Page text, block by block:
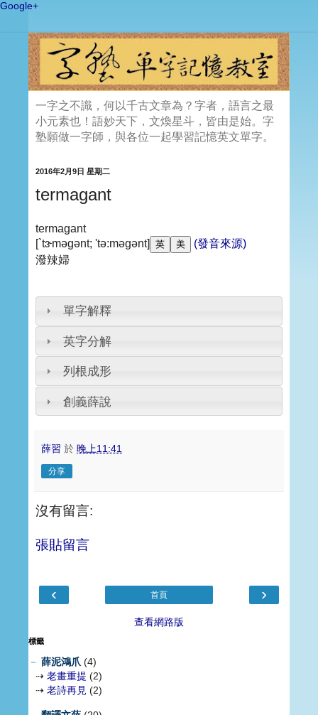
Google+
一字之不識，何以千古文章為？字者，語言之最
小元素也！語妙天下，文煥星斗，皆由是始。字
塾願做一字師，與各位一起學習記憶英文單字。
2016年2月9日 星期二
termagant
termagant
[`tɝməgənt; 'tə:məgənt]
(發音來源)
潑辣婦
單字解釋
英字分解
列根成形
創義薛說
薛習 於 晚上11:41
分享
沒有留言:
張貼留言
‹ ›
首頁
查看網路版
標籤
－ 薛泥鴻爪 (4)
⇢ 老畫重提 (2)
⇢ 老詩再見 (2)